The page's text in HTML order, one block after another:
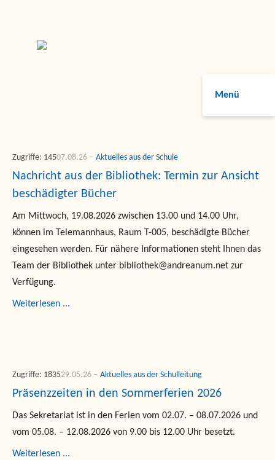
Menü
Nachricht aus der Bibliothek: Termin zur Ansicht
beschädigter Bücher
Am Mittwoch, 19.08.2026 zwischen 13.00 und 14.00 Uhr,
können im Telemannhaus, Raum T-005, beschädigte Bücher
eingesehen werden. Für nähere Informationen steht Ihnen das
Team der Bibliothek unter bibliothek@andreanum.net zur
Verfügung.
Aktuelles aus der Schule
07.08.26
Zugriffe: 145
Weiterlesen ...
Präsenzzeiten in den Sommerferien 2026
Das Sekretariat ist in den Ferien vom 02.07. – 08.07.2026 und
vom 05.08. – 12.08.2026 von 9.00 bis 12.00 Uhr besetzt.
Aktuelles aus der Schulleitung
29.05.26
Zugriffe: 1835
Weiterlesen ...